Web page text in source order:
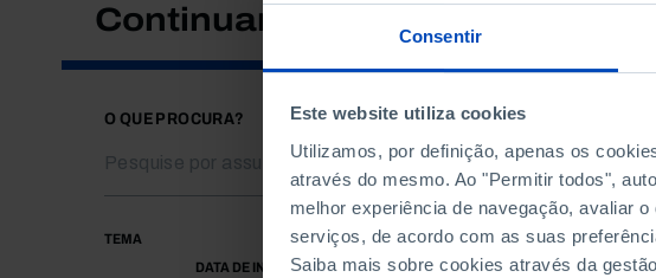
Consentir
Este website utiliza cookies
Utilizamos, por definição, apenas os
através do mesmo. Ao "Permitir todos",
melhor experiência de navegação, avaliar
serviços, de acordo com as suas
Saiba mais sobre cookies através da
Continuar a pesquisar
O QUE PROCURA?
TEMA
DATA DE INÍCIO